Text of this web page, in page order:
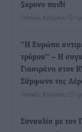
5χρονο παιδί
Τοπικές Ειδήσεις
“Η Ευρώπη
τρόμου” – Η
Γιασιράνη στον
Σύμφωνο της
Τοπικές Ειδήσεις
Συναυλία με τον